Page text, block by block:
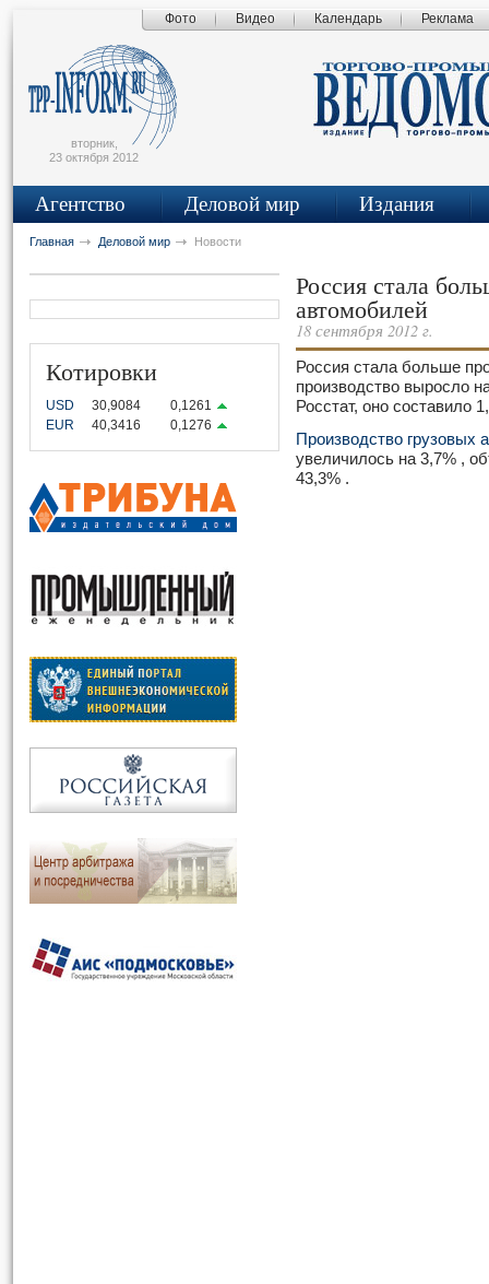
Фото Видео Календарь Реклама
вторник,
23 октября 2012
Агентство Деловой мир Издания
Главная Деловой мир Новости
Котировки
USD 30,9084
0,1261
EUR
40,3416 0,1276
Россия стала
автомобилей
18 сентября 2012 г.
Россия стала больше
производство выросло
Росстат, оно составило
Производство грузовых
увеличилось на 3,7% ,
43,3% .